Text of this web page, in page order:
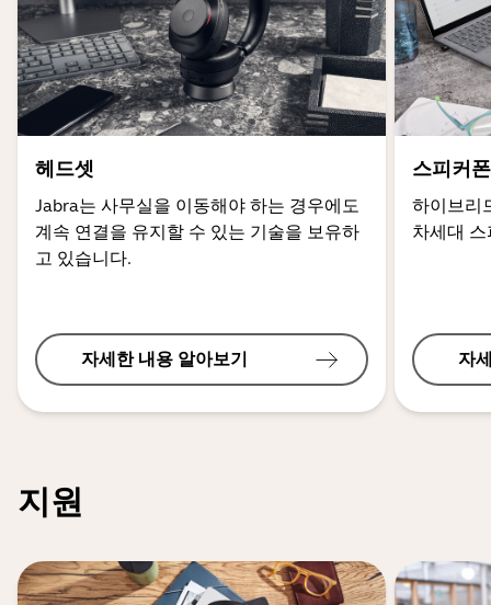
헤드셋
Jabra는 사무실을 이동해야 하는 경우에도
계속 연결을 유지할 수 있는 기술을 보유하
고 있습니다.
자세한 내용 알아보기
스피커폰
하이브리
차세대
자
지원